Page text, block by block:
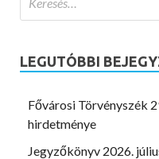
LEGUTÓBBI
Fővárosi Törvényszék
hirdetménye
Jegyzőkönyv 2026.